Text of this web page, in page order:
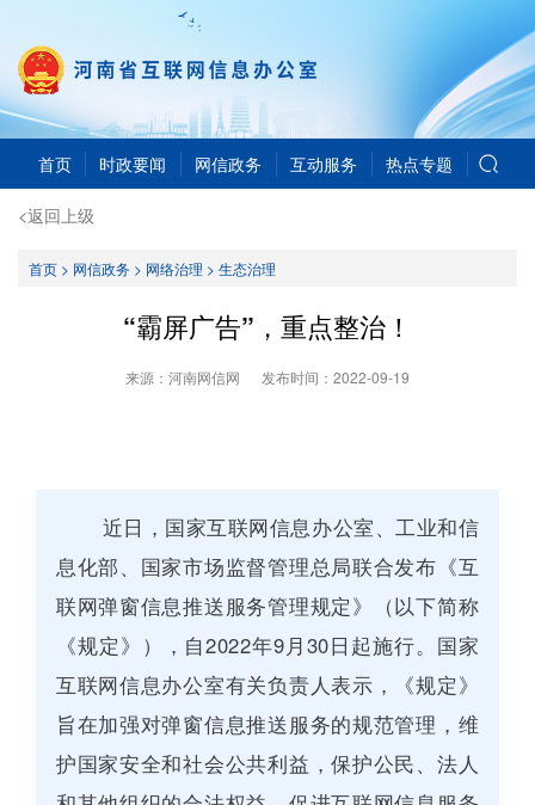
首页 时政要闻 网信政务 互动服务 热点专题
<返回上级
首页> 网信政务> 网络治理 > 生态治理
“霸屏广告”，重点整治！
来源：河南网信网 发布时间： 2022-09-19
近日，国家互联网信息办公室、工业和信
息化部、国家市场监督管理总局联合发布《互
联网弹窗信息推送服务管理规定》（以下简称
《规定》），自2022年9月30日起施行。国家
互联网信息办公室有关负责人表示，《规定》
旨在加强对弹窗信息推送服务的规范管理，维
护国家安全和社会公共利益，保护公民、法人